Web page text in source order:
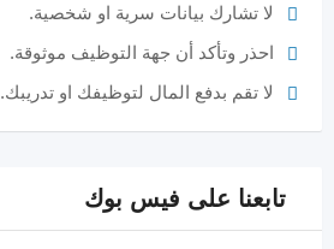
لا تشارك بيانات سرية او شخصية.
احذر وتأكد أن جهة التوظيف موثوقة.
لا تقم بدفع المال لتوظيفك او تدريبك.
تابعنا على فيس بوك